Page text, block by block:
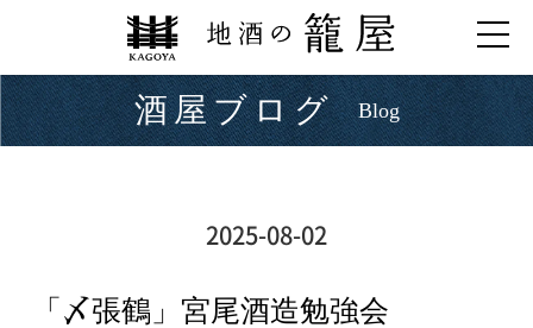
酒屋ブログ Blog
2025-08-02
「〆張鶴」宮尾酒造勉強会